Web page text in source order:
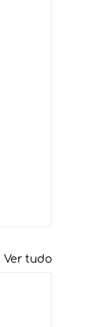
Ver tudo